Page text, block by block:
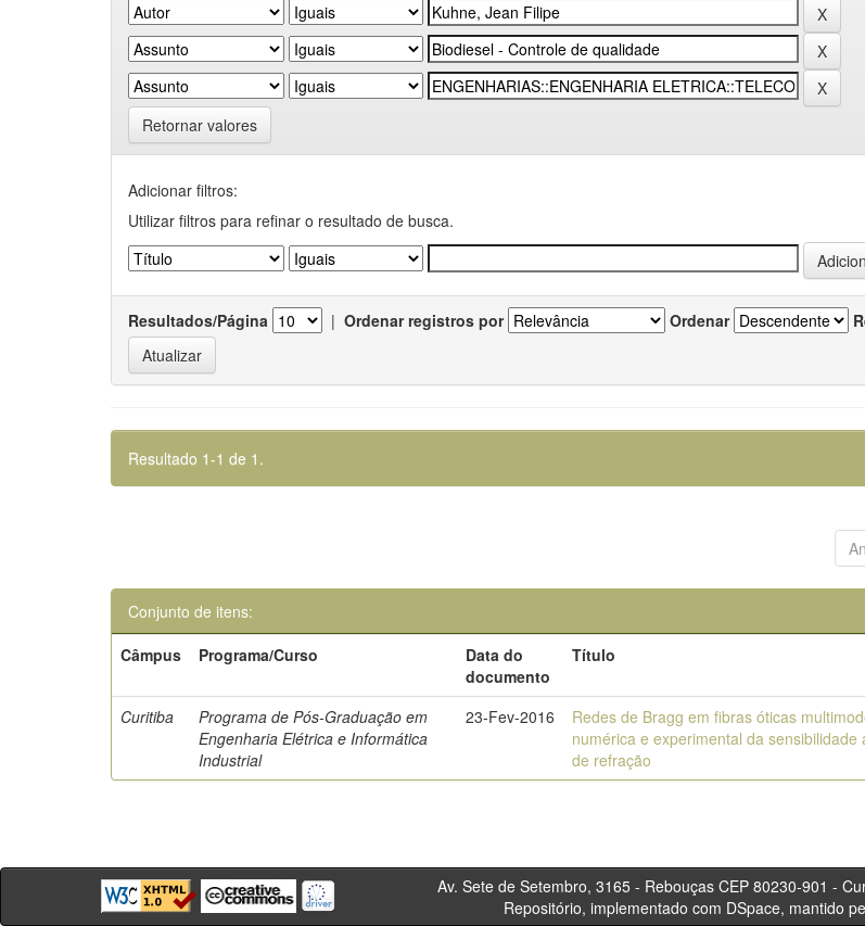
Retornar valores
Adicionar filtros:
Utilizar filtros para refinar o resultado de busca.
Resultados/Página | Ordenar registros por Ordenar
Resultado 1-1 de 1.
Conjunto de itens:
Câmpus
Programa/Curso
Data do
documento
Título
Curitiba
Programa de Pós-Graduação em
Engenharia Elétrica e Informática
Industrial
23-Fev-2016
Redes de Bragg em fibras óticas
numérica e experimental da sensibilidade
de refração
Av. Sete de Setembro, 3165 - Rebouças CEP 80230-
Repositório, implementado com DSpace, mantido